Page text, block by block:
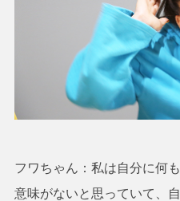
フワちゃん：私は自分に何
意味がないと思っていて、